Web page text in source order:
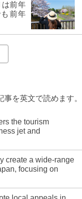
は前年
前年
を英文で読めます。
the tourism
jet and
create a wide-range
focusing on